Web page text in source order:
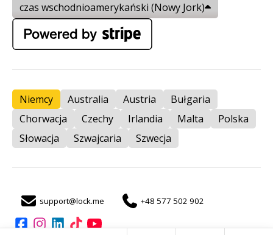
czas wschodnioamerykański (Nowy Jork)
Niemcy Australia Austria
Bułgaria
Chorwacja
Czechy Irlandia Malta
Polska
Słowacja
Szwajcaria Szwecja
support@lock.me +48 577 502 902